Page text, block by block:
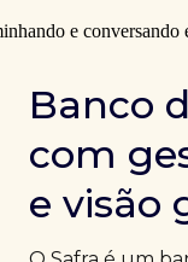
Banco
com
e visão